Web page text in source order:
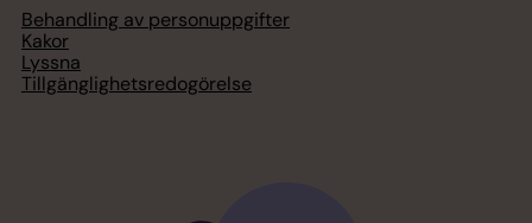
Behandling av personuppgifter
Kakor
Lyssna
Tillgänglighetsredogörelse